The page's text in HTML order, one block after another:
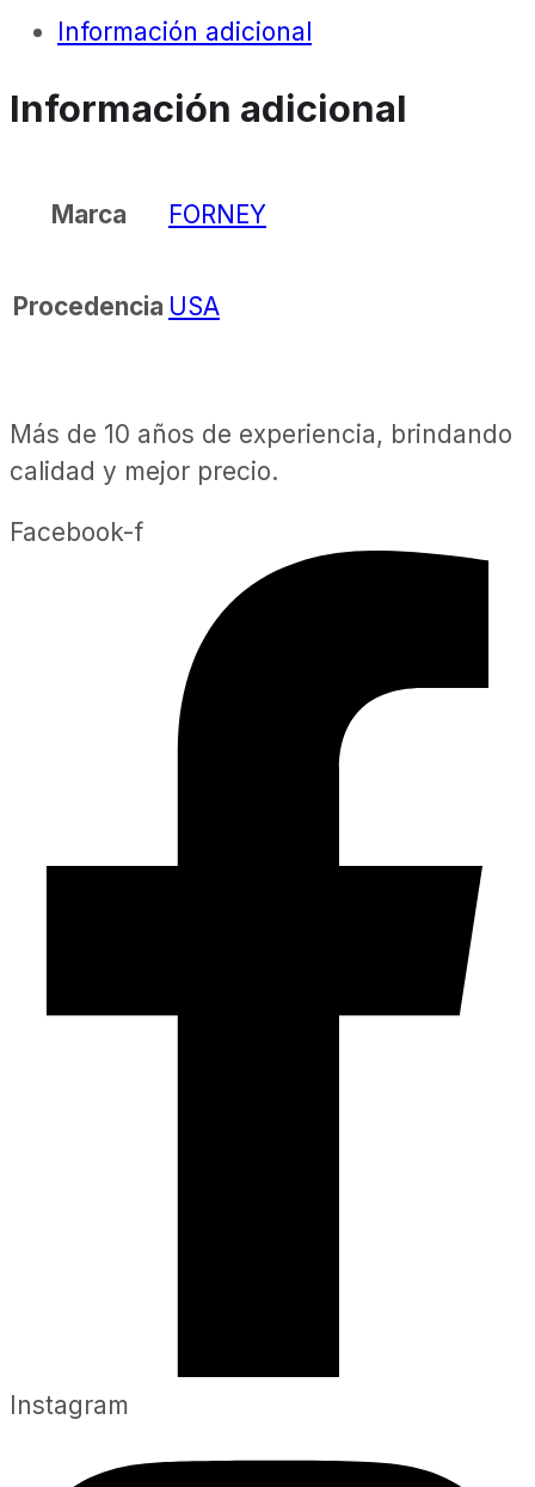
Información adicional
Información adicional
Marca FORNEY
Procedencia USA
Más de 10 años de experiencia, brindando
calidad y mejor precio.
Facebook-f
Instagram